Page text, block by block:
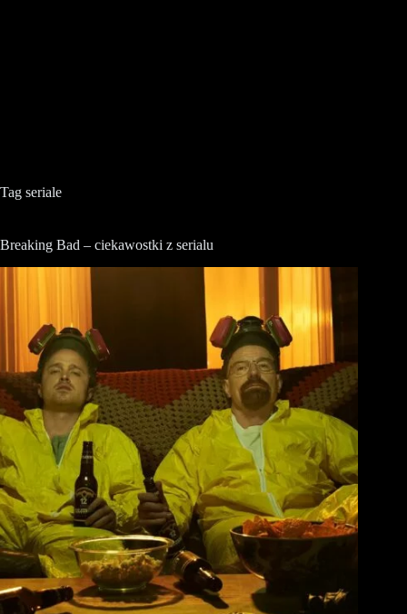
Tag seriale
Breaking Bad – ciekawostki z serialu